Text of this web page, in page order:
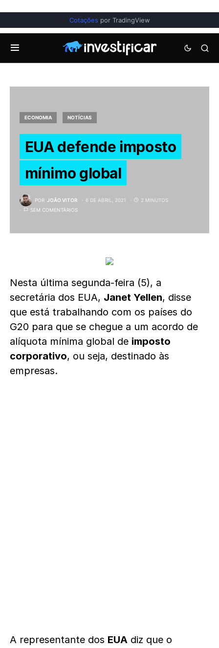
Cotações por TradingView
ECONOMIA NOTÍCIAS
EUA defende imposto
mínimo global
POR JOÃO VITOR 6 DE ABRIL, 2021
2 MINUTOS
SEM COMENTÁRIOS
Nesta última segunda-feira (5), a
secretária dos EUA, Janet Yellen, disse
que está trabalhando com os países do
G20 para que se chegue a um acordo de
alíquota mínima global de imposto
corporativo, ou seja, destinado às
empresas.
A representante dos EUA diz que o